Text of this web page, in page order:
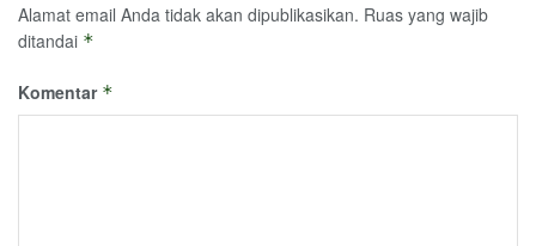
Alamat email Anda tidak akan dipublikasikan. Ruas yang wajib
ditandai *
Komentar *